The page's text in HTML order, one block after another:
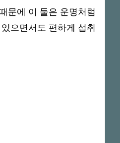
문에 이 둘은 운명처럼
으면서도 편하게 섭취